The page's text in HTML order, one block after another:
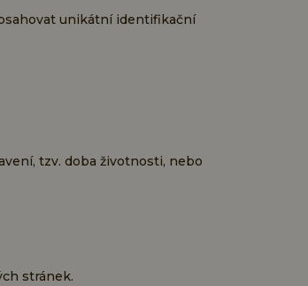
unikátní identifikační
tzv. doba životnosti, nebo
stránek.